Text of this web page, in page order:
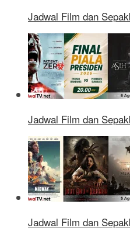
Jadwal Film dan
Jadwal Film dan
Jadwal Film dan